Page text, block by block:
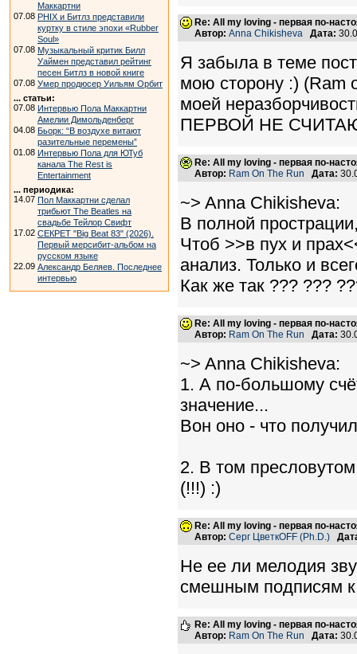
Маккартни
07.08 PHIX и Битлз представили
куртку в стиле эпохи «Rubber
Soul»
07.08 Музыкальный критик Билл
Уаймен представил рейтинг
песен Битлз в новой книге
07.08 Умер продюсер Уильям Орбит
... статьи:
07.08 Интервью Пола Маккартни
Амелии Димольденберг
04.08 Бьорк: “В воздухе витают
разительные перемены”
01.08 Интервью Пола для ЮТуб
канала The Rest is
Entertainment
... периодика:
14.07 Пол Маккартни сделал
трибьют The Beatles на
свадьбе Тейлор Свифт
17.02 СЕКРЕТ "Big Beat 83" (2026).
Первый мерсибит-альбом на
русском языке
22.09 Александр Беляев. Последнее
интервью
Re: All my loving - первая по-
Автор: Anna Chikisheva Дата:
Я забыла в теме
мою сторону :) (Ram
моей
ПЕРВОЙ НЕ СЧИТАЮ,
Re: All my loving - первая по-
Автор: Ram On The Run Дата:
~> Anna Chikisheva:
В полной
Чтоб >>в пух и
анализ. Только и
Как же так ??? ???
Re: All my loving - первая по-
Автор: Ram On The Run Дата:
~> Anna Chikisheva:
1. А по-большому
значение...
Вон оно - что
2. В том
(!!!) :)
Re: All my loving - первая по-
Автор: Серг ЦветкOFF (Ph.D.)
Не ее ли мелодия
смешным подписям
Re: All my loving - первая по-
Автор: Ram On The Run Дата: